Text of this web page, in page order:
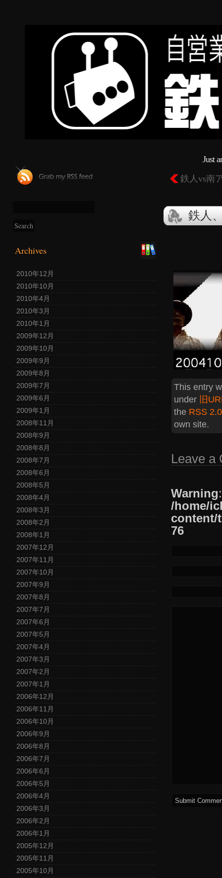
Just
Archives
2010年12月
2010年10月
2010年4月
2010年3月
2010年1月
2009年12月
2009年10月
2009年9月
2009年8月
2009年7月
2009年6月
2009年1月
2008年11月
2008年9月
2008年8月
2008年7月
2008年6月
2008年5月
2008年4月
2008年3月
2008年2月
2008年1月
2007年12月
2007年11月
2007年10月
2007年9月
2007年8月
2007年7月
2007年6月
2007年5月
2007年4月
2007年3月
2007年2月
2007年1月
2006年12月
2006年11月
2006年10月
2006年9月
2006年8月
2006年7月
2006年6月
2006年5月
2006年4月
2006年3月
2006年2月
2006年1月
2005年12月
2005年11月
2005年10月
鉄人vs南
鉄人
This entry
under 旧
the RSS 2.0
own site.
Leave a
Warning
/home/
content/
76